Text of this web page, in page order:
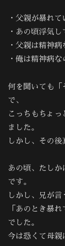
・父親が暴れて
・あの頃浮気
・父親は精神病
・俺は精神病な
何を聞いても「
で、
こっちもちょ
ました。
しかし、その後
あの頃、たしか
です。
しかし、兄が言
「あのとき暴
でした。
今は恐くて母親